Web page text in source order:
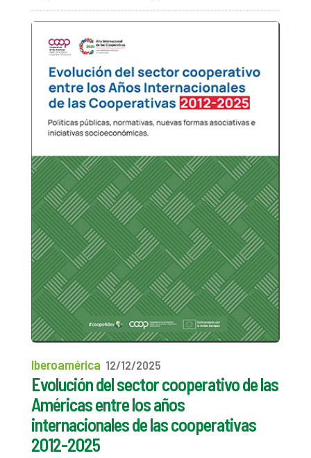
Iberoamérica 12/12/2025
Evolución del sector cooperativo de las
Américas entre los años
internacionales de las cooperativas
2012-2025